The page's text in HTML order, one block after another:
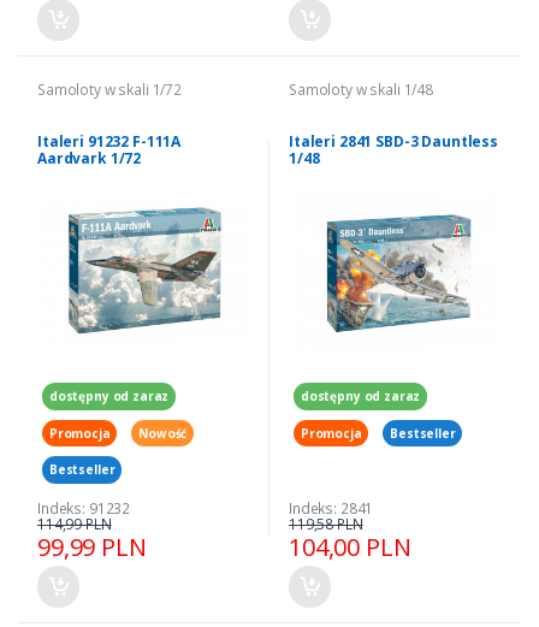
Samoloty w skali 1/72
Italeri 91232 F-111A
Aardvark 1/72
dostępny od zaraz
Promocja Nowość
Bestseller
Indeks: 91232
99,99 PLN
114,99 PLN
Samoloty w skali 1/48
Italeri 2841 SBD-3 Dauntless
1/48
dostępny od zaraz
Promocja Bestseller
Indeks: 2841
104,00 PLN
119,58 PLN